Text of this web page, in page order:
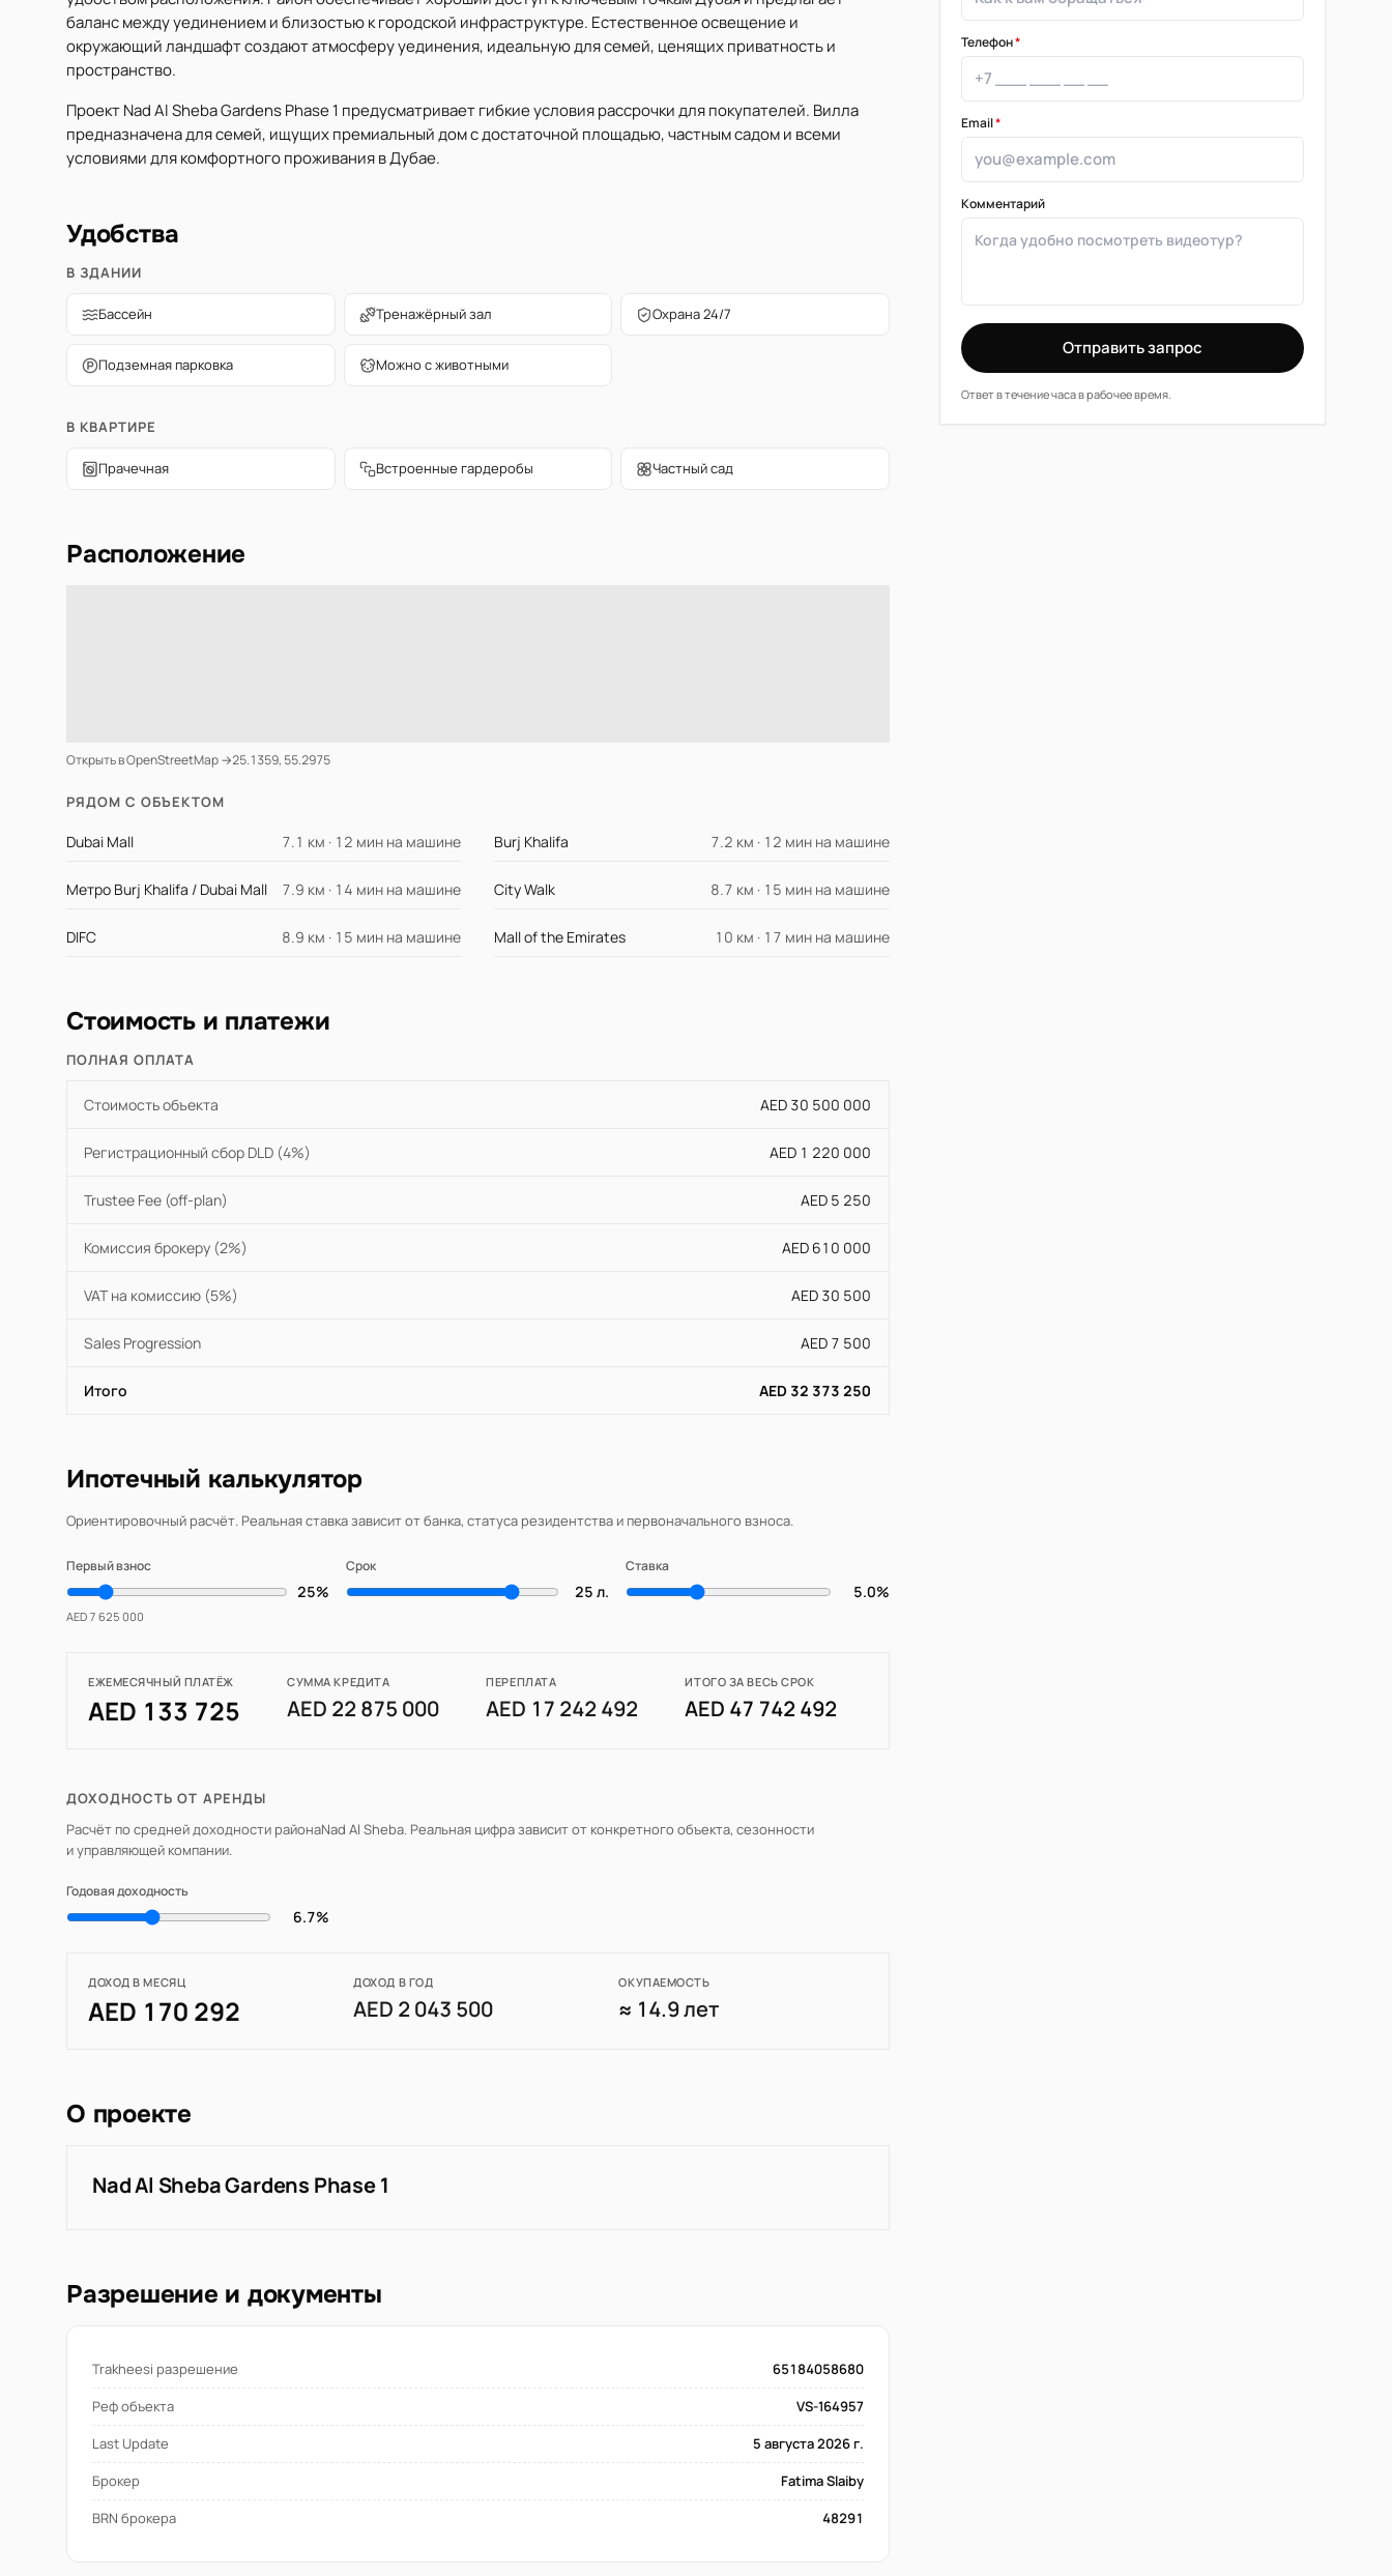
баланс между уединением и близостью к городской инфраструктуре. Естественное освещение и
окружающий ландшафт создают атмосферу уединения, идеальную для семей, ценящих приватность и
пространство.
Проект Nad Al Sheba Gardens Phase 1 предусматривает гибкие условия рассрочки для покупателей. Вилла
предназначена для семей, ищущих премиальный дом с достаточной площадью, частным садом и всеми
условиями для комфортного проживания в Дубае.
Удобства
В ЗДАНИИ
Бассейн Тренажёрный зал Охрана 24/7
Подземная парковка Можно с животными
В КВАРТИРЕ
Прачечная Встроенные гардеробы Частный сад
Расположение
Открыть в OpenStreetMap →25.1359, 55.2975
РЯДОМ С ОБЪЕКТОМ
Dubai Mall 7.1 км · 12 мин на машине Burj Khalifa 7.2 км · 12 мин на машине
Метро Burj Khalifa / Dubai Mall 7.9 км · 14 мин на машине City Walk 8.7 км · 15 мин на машине
DIFC 8.9 км · 15 мин на машине Mall of the Emirates 10 км · 17 мин на машине
Стоимость и платежи
ПОЛНАЯ ОПЛАТА
Стоимость объекта AED 30 500 000
Регистрационный сбор DLD (4%) AED 1 220 000
Trustee Fee (off-plan) AED 5 250
Комиссия брокеру (2%) AED 610 000
VAT на комиссию (5%) AED 30 500
Sales Progression AED 7 500
Итого AED 32 373 250
Ипотечный калькулятор
Ориентировочный расчёт. Реальная ставка зависит от банка, статуса резидентства и первоначального взноса.
Первый взнос
25%
AED 7 625 000
Срок
25 л.
Ставка
5.0%
ЕЖЕМЕСЯЧНЫЙ ПЛАТЁЖ
AED 133 725
СУММА КРЕДИТА
AED 22 875 000
ПЕРЕПЛАТА
AED 17 242 492
ИТОГО ЗА ВЕСЬ СРОК
AED 47 742 492
ДОХОДНОСТЬ ОТ АРЕНДЫ
Расчёт по средней доходности районаNad Al Sheba. Реальная цифра зависит от конкретного объекта, сезонности
и управляющей компании.
Годовая доходность
6.7%
ДОХОД В МЕСЯЦ
AED 170 292
ДОХОД В ГОД
AED 2 043 500
ОКУПАЕМОСТЬ
≈ 14.9 лет
О проекте
Nad Al Sheba Gardens Phase 1
Разрешение и документы
Trakheesi разрешение
65184058680
Реф объекта
VS-164957
Last Update
5 августа 2026 г.
Брокер
Fatima Slaiby
BRN брокера
48291
Телефон*
Email*
Комментарий
Отправить запрос
Ответ в течение часа в рабочее время.